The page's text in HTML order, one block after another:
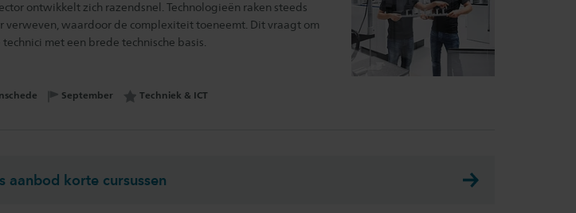
ontwikkelt zich razendsnel. Technologieën raken steeds
verweven, waardoor de complexiteit toeneemt. Dit vraagt om
met een brede technische basis.
Opleidingsstart:
September Interessegebied:
Techniek & ICT
aanbod korte cursussen